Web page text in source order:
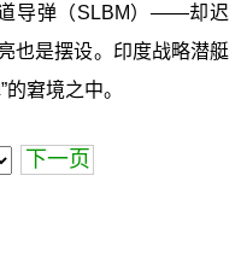
导弹（SLBM）——却迟
也是摆设。印度战略潜艇
窘境之中。
下一页